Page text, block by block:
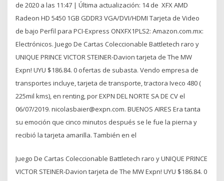
de 2020 a las 11:47 | Última actualización: 14 de XFX AMD
Radeon HD 5450 1GB GDDR3 VGA/DVI/HDMI Tarjeta de Video
de bajo Perfil para PCI-Express ONXFX1PLS2: Amazon.com.mx:
Electrónicos. Juego De Cartas Coleccionable Battletech raro y
UNIQUE PRINCE VICTOR STEINER-Davion tarjeta de The MW
Expn! UYU $186.84. 0 ofertas de subasta. Vendo empresa de
transportes incluye, tarjeta de transporte, tractora Iveco 480 (
225mil kms), en renting, por EXPN DEL NORTE SA DE CV el
06/07/2019. nicolasbaier@expn.com. BUENOS AIRES Era tanta
su emoción que cinco minutos después se le fue la pierna y
recibió la tarjeta amarilla. También en el
Juego De Cartas Coleccionable Battletech raro y UNIQUE PRINCE
VICTOR STEINER-Davion tarjeta de The MW Expn! UYU $186.84. 0